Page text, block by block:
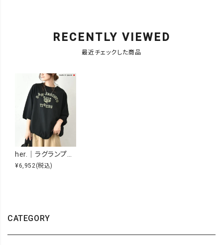
RECENTLY VIEWED
最近チェックした商品
¥6,952(税込)
CATEGORY